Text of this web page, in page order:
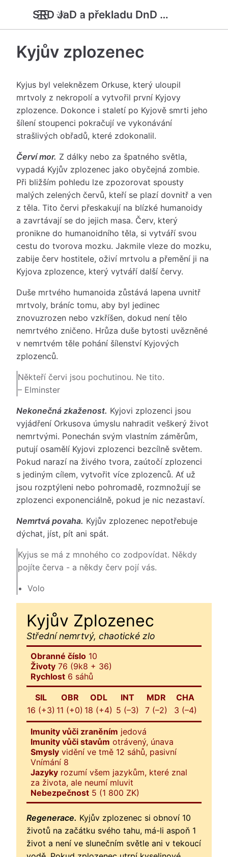
SRD JaD a překladu DnD 5e
Kyjův zplozenec
Kyjus byl veleknězem Orkuse, který uloupil
mrtvoly z nekropolí a vytvořil první Kyjovy
zplozence. Dokonce i staletí po Kyjově smrti jeho
šílení stoupenci pokračují ve vykonávání
strašlivých obřadů, které zdokonalil.
Červí mor. Z dálky nebo za špatného světla,
vypadá Kyjův zplozenec jako obyčejná zombie.
Při bližším pohledu lze zpozorovat spousty
malých zelených červů, kteří se plazí dovnitř a ven
z těla. Tito červi přeskakují na blízké humanoidy
a zavrtávají se do jejich masa. Červ, který
pronikne do humanoidního těla, si vytváří svou
cestu do tvorova mozku. Jakmile vleze do mozku,
zabije červ hostitele, oživí mrtvolu a přemění ji na
Kyjova zplozence, který vytváří další červy.
Duše mrtvého humanoida zůstává lapena uvnitř
mrtvoly, bráníc tomu, aby byl jedinec
znovuzrozen nebo vzkříšen, dokud není tělo
nemrtvého zničeno. Hrůza duše bytosti uvězněné
v nemrtvém těle pohání šílenství Kyjových
zplozenců.
Někteří červi jsou pochutinou. Ne tito.
– Elminster
Nekonečná zkaženost. Kyjovi zplozenci jsou
vyjádření Orkusova úmyslu nahradit veškerý život
nemrtvými. Ponechán svým vlastním záměrům,
putují osamělí Kyjovi zplozenci bezcílně světem.
Pokud narazí na živého tvora, zaútočí zplozenci
s jediným cílem, vytvořit více zplozenců. Ať už
jsou rozptýleni nebo pohromadě, rozmnožují se
zplozenci exponenciálně, pokud je nic nezastaví.
Nemrtvá povaha. Kyjův zplozenec nepotřebuje
dýchat, jíst, pít ani spát.
Kyjus se má z mnohého co zodpovídat. Někdy
pojíte červa - a někdy červ pojí vás.
Volo
Kyjův Zplozenec
Střední nemrtvý, chaotické zlo
Obranné číslo 10
Životy 76 (9k8 + 36)
Rychlost 6 sáhů
SIL
16 (+3)
OBR
11 (+0)
ODL
18 (+4)
INT
5 (–3)
MDR
7 (–2)
CHA
3 (–4)
Imunity vůči zraněním jedová
Imunity vůči stavům otrávený, únava
Smysly vidění ve tmě 12 sáhů, pasivní
Vnímání 8
Jazyky rozumí všem jazykům, které znal
za života, ale neumí mluvit
Nebezpečnost 5 (1 800 ZK)
Regenerace. Kyjův zplozenec si obnoví 10
životů na začátku svého tahu, má-li aspoň 1
život a není ve slunečním světle ani v tekoucí